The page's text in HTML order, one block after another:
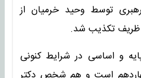
توسط وحید خرمیان از
ظریف تکذیب شد.
و اساسی در شرایط کنونی